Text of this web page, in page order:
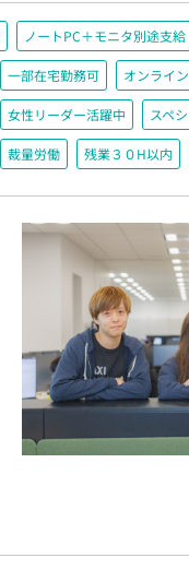
ノートPC＋モニタ別途支給
一部在宅勤務可 オンライ
女性リーダー活躍中 スペ
裁量労働 残業３０H以内